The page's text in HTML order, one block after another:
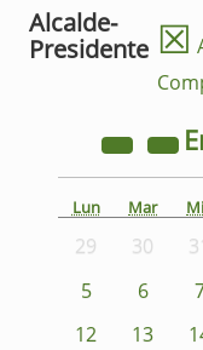
Alcalde-
Presidente ☒
Lun Mar
29 30
5
6
12
13